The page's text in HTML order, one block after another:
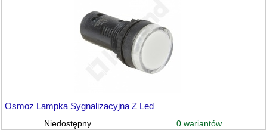
Osmoz Lampka Sygnalizacyjna Z Led
Niedostępny 0 wariantów